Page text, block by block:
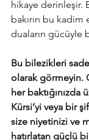
hikaye derinleşir.
bakırın bu kadim
duaların gücüyle
Bu bilezikleri
olarak görmeyin.
her baktığınızda
Kürsi’yi veya bir
size niyetinizi ve
hatırlatan güçlü